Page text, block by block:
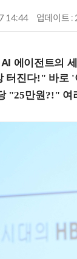
14:44 업데이트
에이전트의